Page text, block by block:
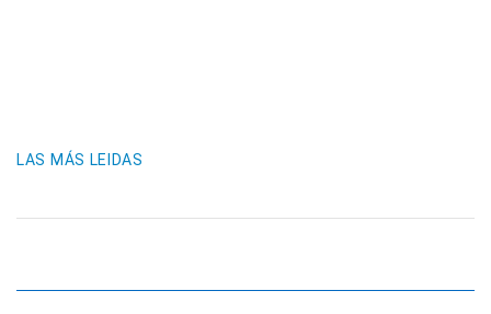
LAS MÁS LEIDAS